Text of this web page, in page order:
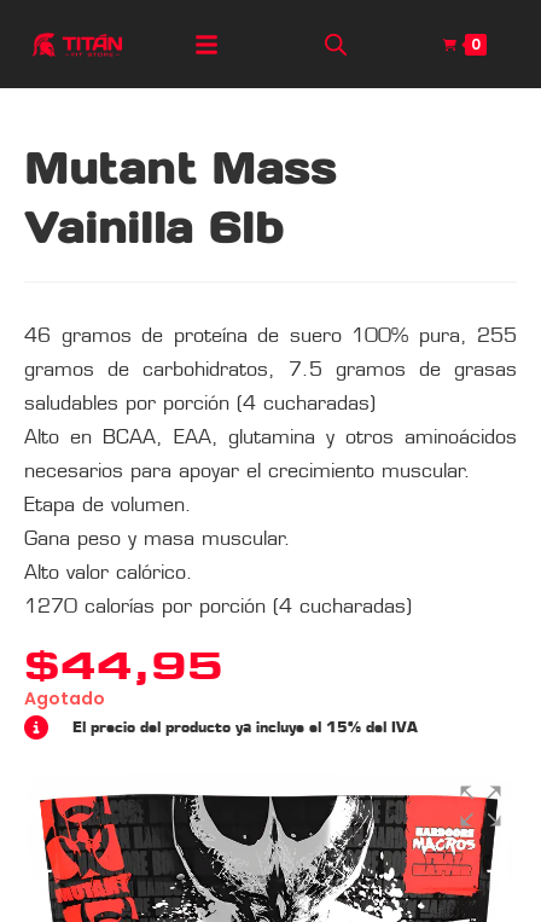
0
Mutant Mass
Vainilla 6lb
46 gramos de proteína de suero 100% pura, 255
gramos de carbohidratos, 7.5 gramos de grasas
saludables por porción (4 cucharadas)
Alto en BCAA, EAA, glutamina y otros aminoácidos
necesarios para apoyar el crecimiento muscular.
Etapa de volumen.
Gana peso y masa muscular.
Alto valor calórico.
1270 calorías por porción (4 cucharadas)
$44,95
Agotado
El precio del producto ya incluye el 15% del IVA